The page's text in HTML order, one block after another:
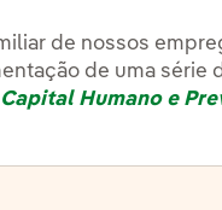
de nossos
de uma série
Humano e